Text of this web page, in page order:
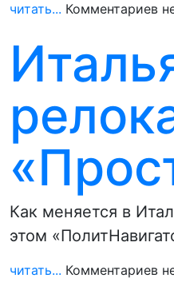
читать... Комментариев
Как меняется в
этом
читать... Комментариев